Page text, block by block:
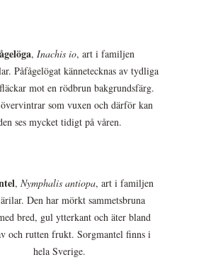
, Inachis io, art i familjen
Påfågelögat kännetecknas av tydliga
mot en rödbrun bakgrundsfärg.
som vuxen och därför kan
ses mycket tidigt på våren.
, Nymphalis antiopa, art i familjen
Den har mörkt sammetsbruna
bred, gul ytterkant och äter bland
och rutten frukt. Sorgmantel finns i
hela Sverige.